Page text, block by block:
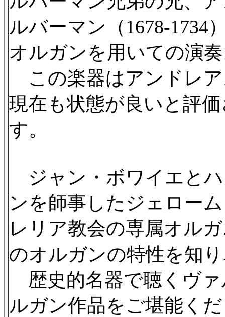
ルバーマン（1678-1734
オルガンを用いての演
この楽器はアンドレ
現在も状態が良いと評
す。
ジャン・ボワイエと
ンを師事したジェロー
レリア教会の専属オル
のオルガンの特性を知
歴史的名器で聴くヴ
ルガン作品をご堪能く